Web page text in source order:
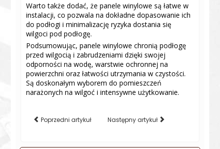
Warto także dodać, że panele winylowe są łatwe w
instalacji, co pozwala na dokładne dopasowanie ich
do podłogi i minimalizację ryzyka dostania się
wilgoci pod podłogę.
Podsumowując, panele winylowe chronią podłogę
przed wilgocią i zabrudzeniami dzięki swojej
odporności na wodę, warstwie ochronnej na
powierzchni oraz łatwości utrzymania w czystości.
Są doskonałym wyborem do pomieszczeń
narażonych na wilgoć i intensywne użytkowanie.
Poprzedni artykuł Następny artykuł